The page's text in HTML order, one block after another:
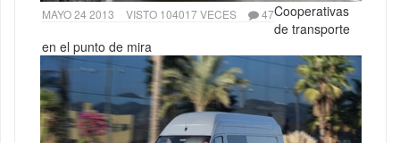
MAYO 24 2013 VISTO 104017 VECES 47Cooperativas
de transporte
en el punto de mira